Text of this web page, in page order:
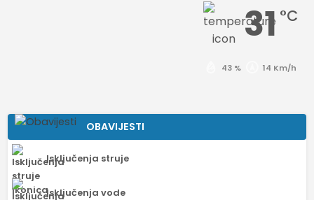
31 °C
43 % 14 Km/h
OBAVIJESTI
Isključenja struje
Isključenja vode